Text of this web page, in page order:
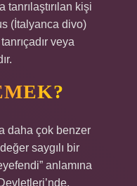
kişi
(İtalyanca divo)
veya
daha çok benzer
saygılı bir
anlamına